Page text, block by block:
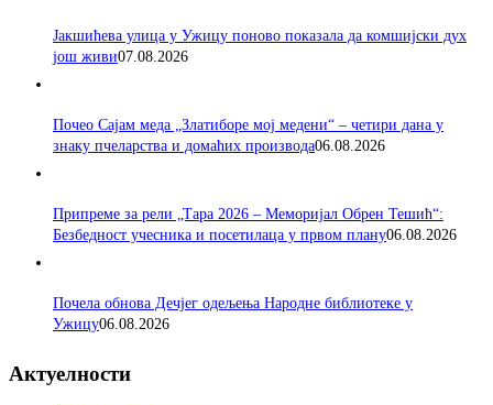
Јакшићева улица у Ужицу поново показала да комшијски дух
још живи07.08.2026
Почео Сајам меда „Златиборе мој медени“ – четири дана у
знаку пчеларства и домаћих производа06.08.2026
Припреме за рели „Тара 2026 – Меморијал Обрен Тешић“:
Безбедност учесника и посетилаца у првом плану06.08.2026
Почела обнова Дечјег одељења Народне библиотеке у
Ужицу06.08.2026
Актуелности